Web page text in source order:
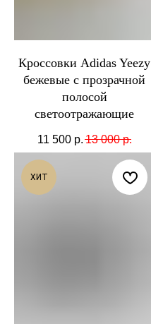
Кроссовки Adidas Yeezy
бежевые с прозрачной
полосой
светоотражающие
11 500 р. 13 000 р.
ХИТ